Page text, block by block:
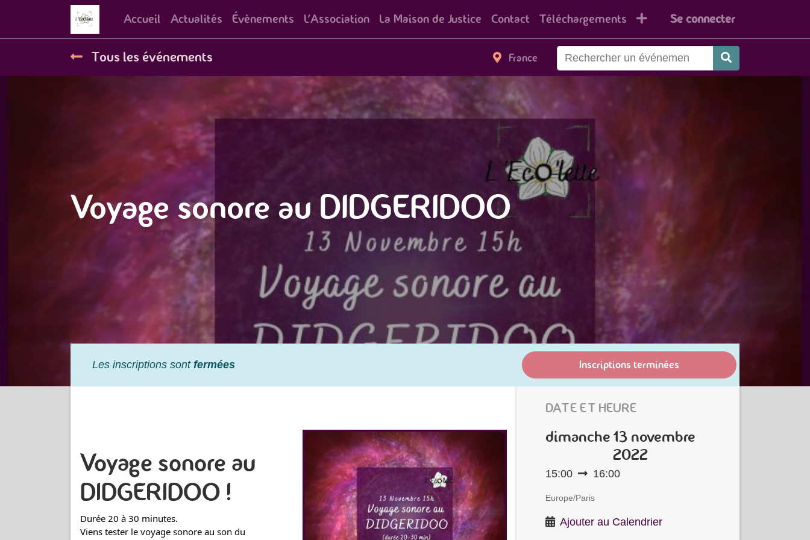
Accueil Actualités Évènements L'Association La Maison de Justice Contact Téléchargements Se connecter
Tous les événements France
Voyage sonore au DIDGERIDOO
Les inscriptions sont fermées Inscriptions terminées
Voyage sonore au
DIDGERIDOO !
Durée 20 à 30 minutes.
Viens tester le voyage sonore au son du
DATE ET HEURE
dimanche13 novembre
2022
15:00 16:00
Europe/Paris
Ajouter au Calendrier